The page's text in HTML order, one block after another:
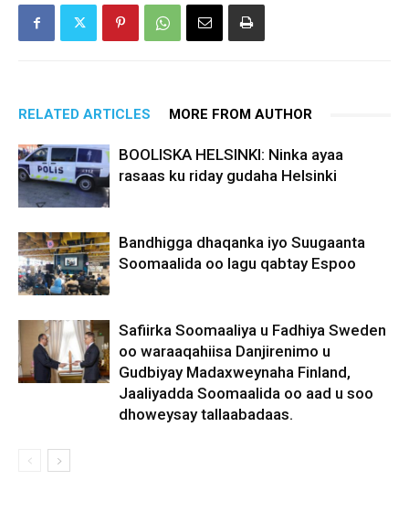
RELATED ARTICLES MORE FROM AUTHOR
BOOLISKA HELSINKI: Ninka ayaa
rasaas ku riday gudaha Helsinki
Bandhigga dhaqanka iyo Suugaanta
Soomaalida oo lagu qabtay Espoo
Safiirka Soomaaliya u Fadhiya Sweden
oo waraaqahiisa Danjirenimo u
Gudbiyay Madaxweynaha Finland,
Jaaliyadda Soomaalida oo aad u soo
dhoweysay tallaabadaas.